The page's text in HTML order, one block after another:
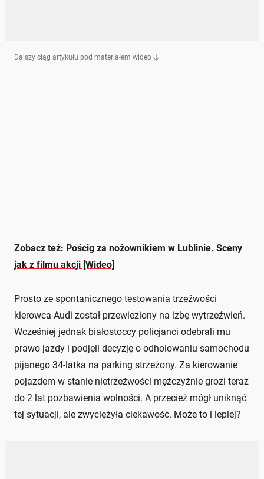
Dalszy ciąg artykułu pod materiałem wideo
Zobacz też: Pościg za nożownikiem w Lublinie. Sceny
jak z filmu akcji [Wideo]
Prosto ze spontanicznego testowania trzeźwości
kierowca Audi został przewieziony na izbę wytrzeźwień.
Wcześniej jednak białostoccy policjanci odebrali mu
prawo jazdy i podjęli decyzję o odholowaniu samochodu
pijanego 34-latka na parking strzeżony. Za kierowanie
pojazdem w stanie nietrzeźwości mężczyźnie grozi teraz
do 2 lat pozbawienia wolności. A przecież mógł uniknąć
tej sytuacji, ale zwyciężyła ciekawość. Może to i lepiej?